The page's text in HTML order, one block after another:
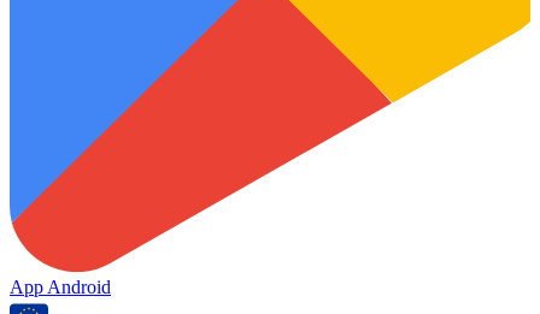
App Android